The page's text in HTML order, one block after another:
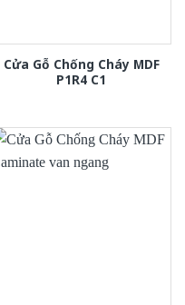
Cửa Gỗ Chống Cháy MDF
P1R4 C1